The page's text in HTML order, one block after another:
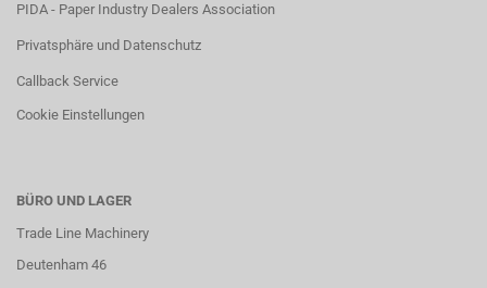
PIDA - Paper Industry Dealers Association
Privatsphäre und Datenschutz
Callback Service
Cookie Einstellungen
BÜRO UND LAGER
Trade Line Machinery
Deutenham 46